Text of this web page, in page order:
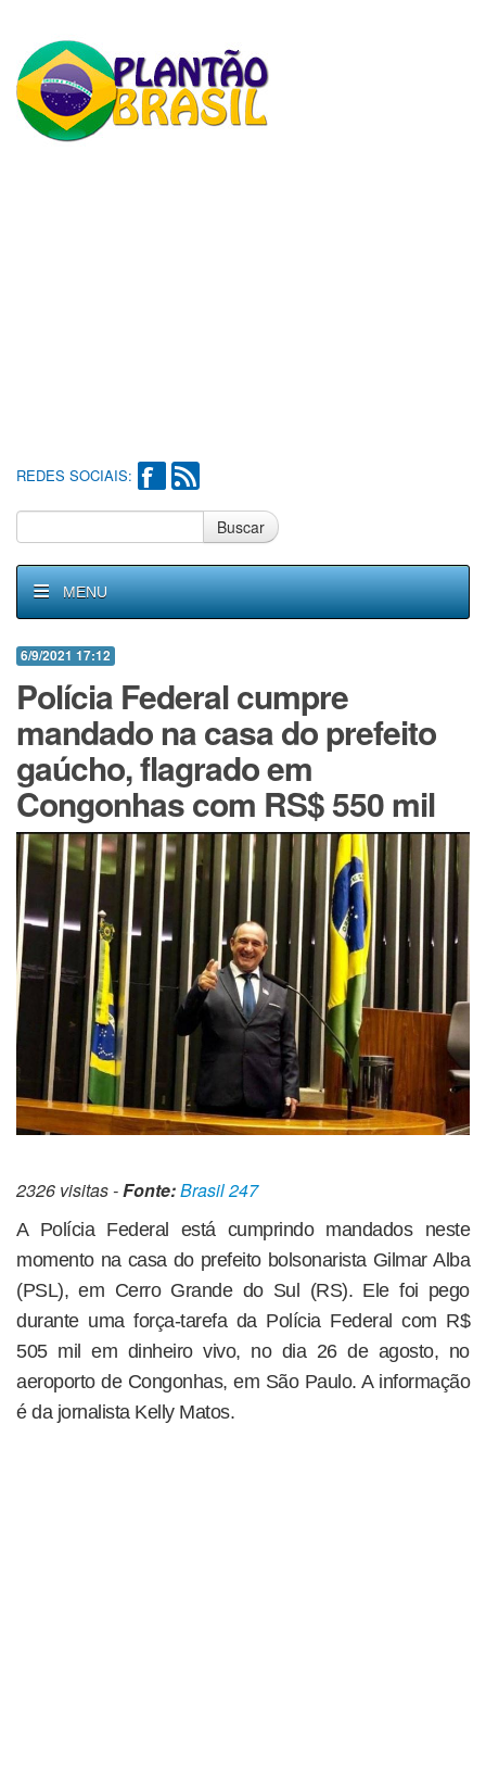
REDES SOCIAIS:
Buscar
MENU
6/9/2021 17:12
Polícia Federal cumpre
mandado na casa do prefeito
gaúcho, flagrado em
Congonhas com RS$ 550 mil
2326 visitas -Fonte:Brasil 247
A Polícia Federal está cumprindo mandados neste
momento na casa do prefeito bolsonarista Gilmar Alba
(PSL), em Cerro Grande do Sul (RS). Ele foi pego
durante uma força-tarefa da Polícia Federal com R$
505 mil em dinheiro vivo, no dia 26 de agosto, no
aeroporto de Congonhas, em São Paulo. A informação
é da jornalista Kelly Matos.